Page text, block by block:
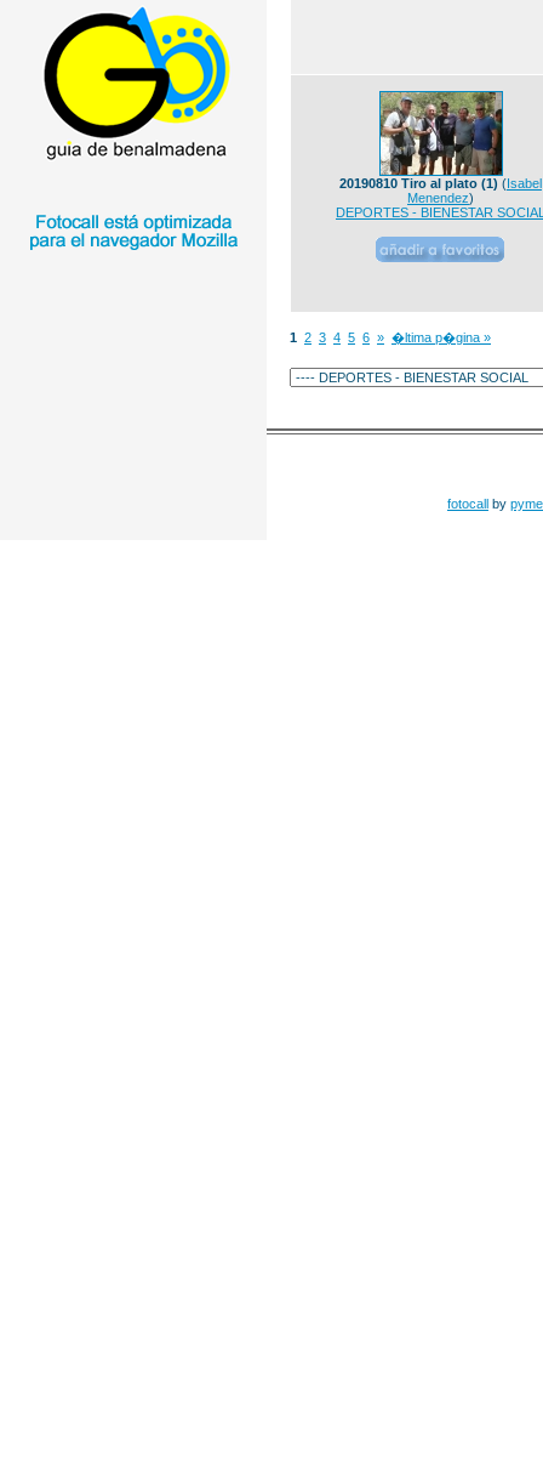
20190810 Tiro al plato (1) (Isabel
Menendez)
DEPORTES - BIENESTAR
1 2 3 4 5 6 » �ltima p�gina »
fotocall by